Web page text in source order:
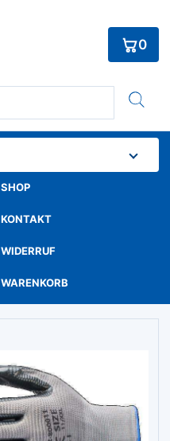
0
SHOP
KONTAKT
WIDERRUF
WARENKORB